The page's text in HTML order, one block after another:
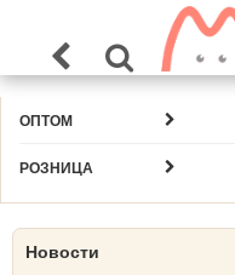
ОПТОМ
РОЗНИЦА
Новости